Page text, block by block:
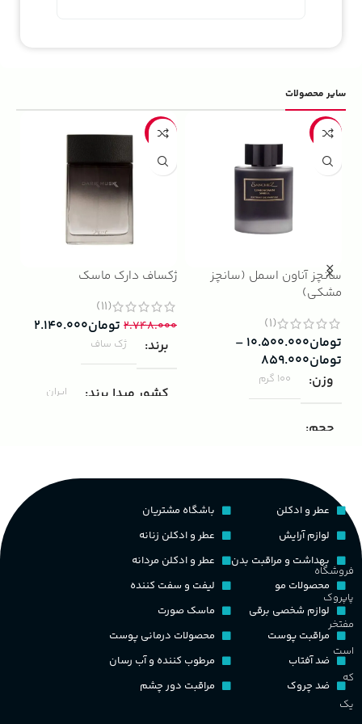
سایر محصولات
-13%
سانچز آناون اسمل (سانچز
مشکی)
(1)
تومان۱۰.۵۰۰.۰۰۰ –
تومان۸۵۹.۰۰۰
وزن
100 گرم
حجم
لیتر)
پخش بو
کشور مبدا برند
طبع
-22%
ژکساف دارک ماسک
(11)
۲.۷۴۸.۰۰۰ تومان۲.۱۴۰.۰۰۰
برند
ژک ساف
کشور مبدا برند ایران
چوبی میوه‌ای مرکباتی
PA_بخش-بو
میوه‌ها و مرکبات، وانیل،
نت‌های چوبی
فروشگاه
پاپروک
مفتخر
است
که
یک
عطر و ادکلن
لوازم آرایش
بهداشت و مراقبت بدن
محصولات مو
لوازم شخصی برقی
مراقبت پوست
ضد آفتاب
ضد چروک
باشگاه مشتریان
عطر و ادکلن زنانه
عطر و ادکلن مردانه
لیفت و سفت کننده
ماسک صورت
محصولات درمانی پوست
مرطوب کننده و آب رسان
مراقبت دور چشم